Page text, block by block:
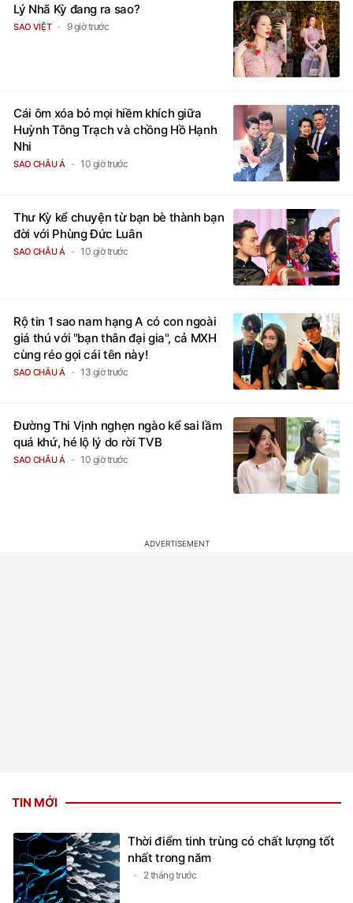
Lý Nhã Kỳ đang ra sao?
SAO VIỆT 9 giờ trước
Cái ôm xóa bỏ mọi hiềm khích giữa
Huỳnh Tông Trạch và chồng Hồ Hạnh
Nhi
SAO CHÂU Á 10 giờ trước
Thư Kỳ kể chuyện từ bạn bè thành bạn
đời với Phùng Đức Luân
SAO CHÂU Á 10 giờ trước
Rộ tin 1 sao nam hạng A có con ngoài
giá thú với "bạn thân đại gia", cả MXH
cùng réo gọi cái tên này!
SAO CHÂU Á 13 giờ trước
Đường Thi Vịnh nghẹn ngào kể sai lầm
quá khứ, hé lộ lý do rời TVB
SAO CHÂU Á 10 giờ trước
TIN MỚI
Thời điểm tinh trùng có chất lượng tốt
nhất trong năm
2 tháng trước